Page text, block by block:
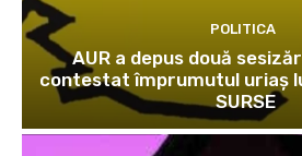
POLITICA
AUR a depus două
contestat împrumutul uriaș
SURSE